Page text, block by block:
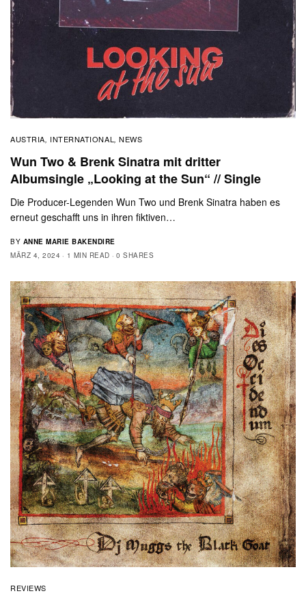
AUSTRIA, INTERNATIONAL ,NEWS
Wun Two & Brenk Sinatra mit dritter
Albumsingle „Looking at the Sun“ // Single
Die Producer-Legenden Wun Two und Brenk Sinatra haben es
erneut geschafft uns in ihren fiktiven…
BY ANNE MARIE BAKENDIRE
MÄRZ 4, 2024
1 MIN READ 0 SHARES
REVIEWS